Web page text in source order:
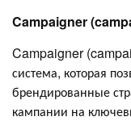
Campaigner
Campaigner
система, которая
брендированные
кампании на